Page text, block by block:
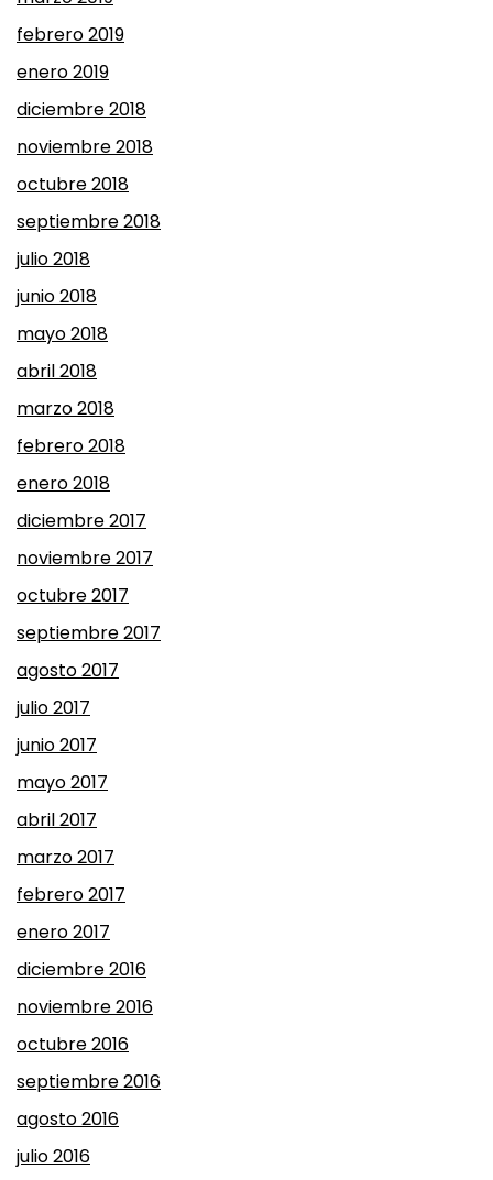
febrero 2019
enero 2019
diciembre 2018
noviembre 2018
octubre 2018
septiembre 2018
julio 2018
junio 2018
mayo 2018
abril 2018
marzo 2018
febrero 2018
enero 2018
diciembre 2017
noviembre 2017
octubre 2017
septiembre 2017
agosto 2017
julio 2017
junio 2017
mayo 2017
abril 2017
marzo 2017
febrero 2017
enero 2017
diciembre 2016
noviembre 2016
octubre 2016
septiembre 2016
agosto 2016
julio 2016